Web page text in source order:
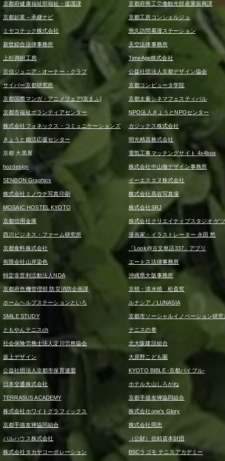
京都府健康福祉部福祉・援護課 京都府商工労働観光部産業振興課
京都起業～承継ナビ 京都工房コンシェルジュ
ミヤコテック株式会社 悠久訪問看護ステーション
新世綜合法律事務所 天空法律事務所
上杉満樹工房 TimeAge株式会社
京信ジュニア・オーナー・クラブ 公益社団法人京都デザイン協会
サイバー京都研究所 京都コンピュータ学院
京都国際マンガ・アニメフェア[京まふ] 京都太秦シネマフェスティバル
京都市福祉ボランティアセンター NPO法人きょうとNPOセンター
株式会社フォネックス・コミュニケーションズ カジックス株式会社
きょうと婚活応援センター 明光精器株式会社
京都 大黒屋 電気工事マッチングサイト 4x4box
hozdesign 株式会社中山徹デザイン事務所
SENBON Graphics イーエスエヌ株式会社
株式会社ミノウチ写真印刷 株式会社髙谷写真場
MOSAIC HOSTEL KYOTO 株式会社SRJ
京都信用金庫 株式会社クリエイティブスタジオ ゲ
西川ビジネス・ファーム研究所 漫画家・イラストレーター 永田 愁
京都食料株式会社 「Look@古文単語337」アプリ
有限会社山岸染色 エートス法律事務所
特定非営利活動法人NDA 沖縄県大阪事務所
京都府危機管理部 防災消防企画課 京焼・清水焼 松斎窯
ホームヘルプステーションといろ ルナシア／LUNASIA
SMiLE STUDY 京都市ソーシャルイノベーション研究
ともやんテニスch テニスの拳
社会保険労務士法人淀川労務協会 北大阪建設組合
坂上デザイン 大原野こども園
公益社団法人京都市保育連盟 KYOTO BIBLE -京都バイブル-
日本交通株式会社 ホテル大山しろがね
TERRASUS ACADEMY 京都手描友禅協同組合
株式会社ホワイトグラフィックス 株式会社one's Glory
京都手描友禅協同組合 株式会社岡忠
パルハウス株式会社 （公財）信頼資本財団
株式会社タカヤコーポレーション BSCラゴモ テニスアカデミー